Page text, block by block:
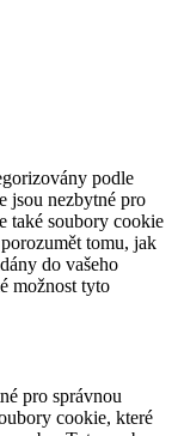
podle
jsou nezbytné pro
také soubory cookie
tomu, jak
do vašeho
možnost tyto
pro správnou
cookie, které